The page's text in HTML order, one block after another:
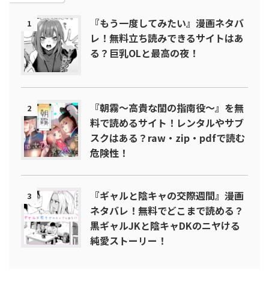
1
『もう一度してみたい』漫画ネタバ
レ！無料立ち読みできるサイトはあ
る？巨乳OLと最高の夜！
2
『朝霧～高貴な閨の指南役～』を無
料で読めるサイト！レンタルやサブ
スクはある？raw・zip・pdfで読む
危険性！
3
『ギャルと陰キャの交際週間』漫画
ネタバレ！無料でどこまで読める？
黒ギャルJKと陰キャDKのニヤける
純愛ストーリー！